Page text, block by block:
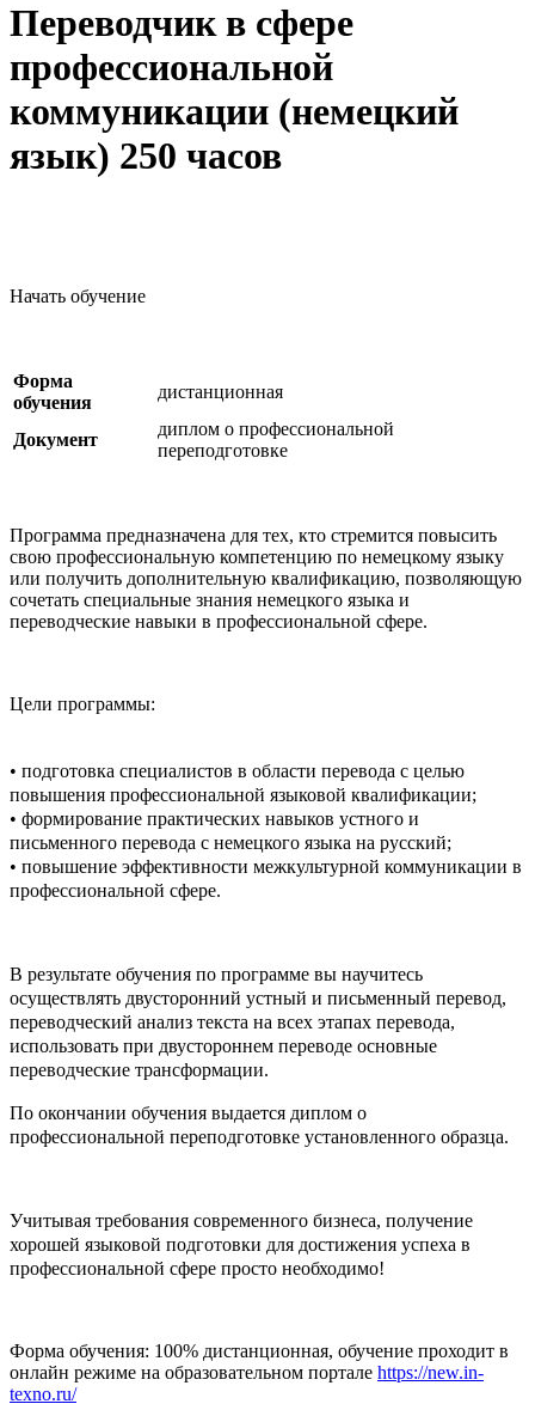
Переводчик в сфере
профессиональной
коммуникации (немецкий
язык) 250 часов
Начать обучение
Форма
обучения
дистанционная
Документ
диплом о профессиональной
переподготовке
Программа предназначена для тех, кто стремится повысить
свою профессиональную компетенцию по немецкому языку
или получить дополнительную квалификацию, позволяющую
сочетать специальные знания немецкого языка и
переводческие навыки в профессиональной сфере.
Цели программы:
• подготовка специалистов в области перевода с целью
повышения профессиональной языковой квалификации;
• формирование практических навыков устного и
письменного перевода с немецкого языка на русский;
• повышение эффективности межкультурной коммуникации в
профессиональной сфере.
В результате обучения по программе вы научитесь
осуществлять двусторонний устный и письменный перевод,
переводческий анализ текста на всех этапах перевода,
использовать при двустороннем переводе основные
переводческие трансформации.
По окончании обучения выдается диплом о
профессиональной переподготовке установленного образца.
Учитывая требования современного бизнеса, получение
хорошей языковой подготовки для достижения успеха в
профессиональной сфере просто необходимо!
Форма обучения: 100% дистанционная, обучение проходит в
онлайн режиме на образовательном портале https://new.in-
texno.ru/